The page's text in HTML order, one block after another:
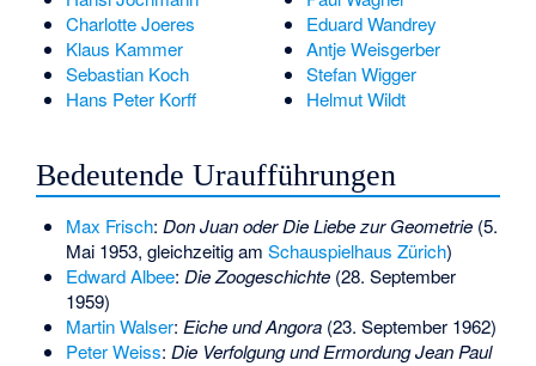
Charlotte Joeres
Klaus Kammer
Sebastian Koch
Hans Peter Korff
Eduard Wandrey
Antje Weisgerber
Stefan Wigger
Helmut Wildt
Bedeutende Uraufführungen
Max Frisch: Don Juan oder Die Liebe zur Geometrie(5.
Mai 1953, gleichzeitig am Schauspielhaus Zürich)
Edward Albee: Die Zoogeschichte(28. September
1959)
Martin Walser: Eiche und Angora(23. September 1962)
Peter Weiss: Die Verfolgung und Ermordung Jean Paul